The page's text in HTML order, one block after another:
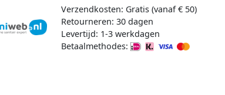
Verzendkosten: Gratis (vanaf € 50)
Retourneren: 30 dagen
Levertijd: 1-3 werkdagen
Betaalmethodes: